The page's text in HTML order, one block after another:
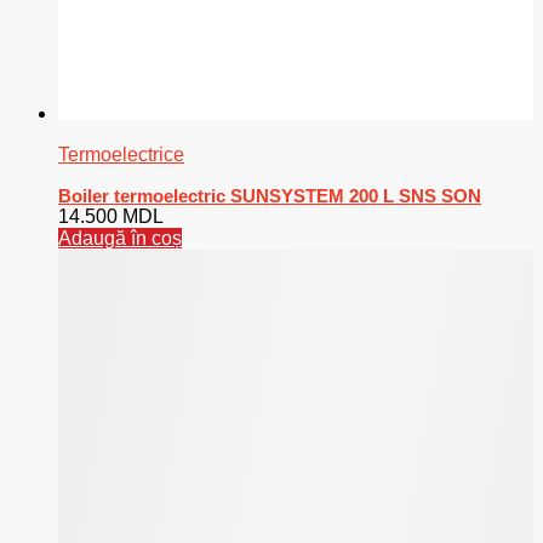
Termoelectrice
Boiler termoelectric SUNSYSTEM 200 L SNS SON
14.500 MDL
Adaugă în coș